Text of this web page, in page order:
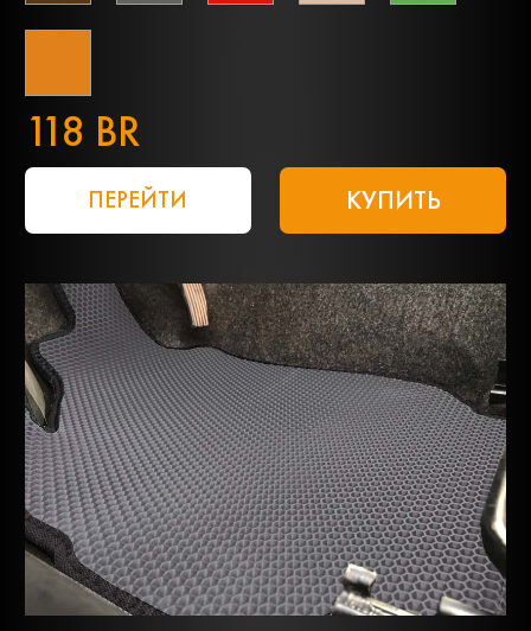
118 BR
ПЕРЕЙТИ КУПИТЬ